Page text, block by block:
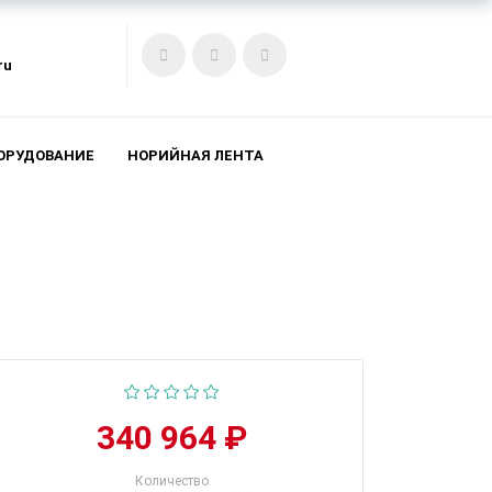
НОРИЙНАЯ ЛЕНТА
340 964 ₽
Количество